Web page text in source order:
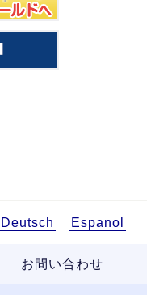
Deutsch Espanol
お問い合わせ